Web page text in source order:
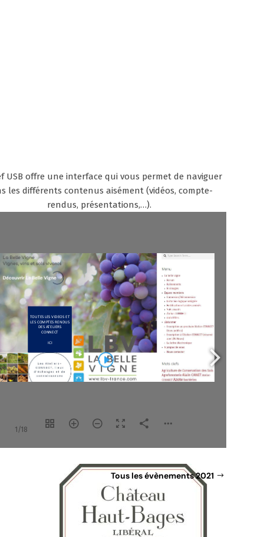
USB offre une interface qui vous permet de naviguer
les différents contenus aisément (vidéos, compte-
rendus, présentations,…).
1/18
Tous les évènements 2021